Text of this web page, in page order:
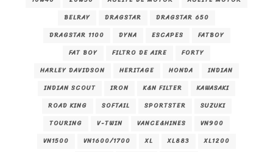
BELRAY
DRAGSTAR
DRAGSTAR 650
DRAGSTAR 1100
DYNA ESCAPES
FATBOY
FAT BOY
FILTRO DE AIRE
FORTY
HARLEY DAVIDSON
HERITAGE HONDA
INDIAN
INDIAN SCOUT
IRON K&N FILTER
KAWASAKI
ROAD KING
SOFTAIL SPORTSTER
SUZUKI
TOURING
V-TWIN VANCE&HINES
VN900
VN1500
VN1600/1700 XL XL883
XL1200